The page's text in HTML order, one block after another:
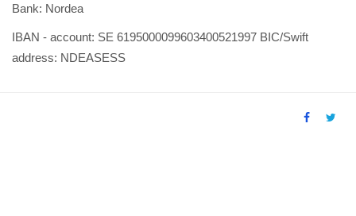
Bank: Nordea
IBAN - account: SE 6195000099603400521997 BIC/Swift
address: NDEASESS